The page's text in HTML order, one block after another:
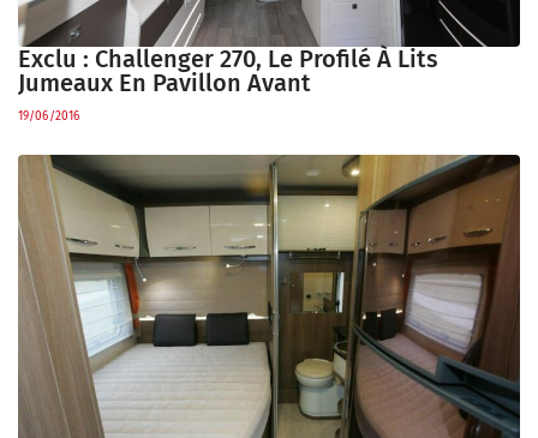
Exclu : Challenger 270, Le Profilé À Lits
Jumeaux En Pavillon Avant
19/06/2016